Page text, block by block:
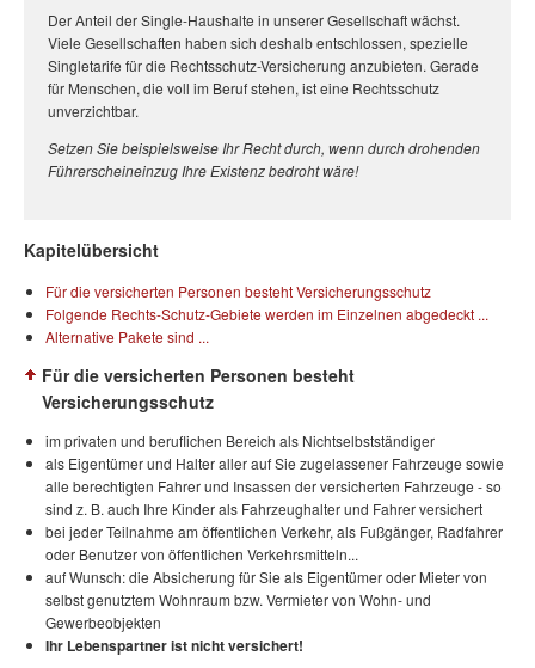
Der Anteil der Single-Haushalte in unserer Gesellschaft wächst.
Viele Gesellschaften haben sich deshalb entschlossen, spezielle
Singletarife für die Rechtsschutz-Versicherung anzubieten. Gerade
für Menschen, die voll im Beruf stehen, ist eine Rechtsschutz
unverzichtbar.
Setzen Sie beispielsweise Ihr Recht durch, wenn durch drohenden
Führerscheineinzug Ihre Existenz bedroht wäre!
Kapitelübersicht
Für die versicherten Personen besteht Versicherungsschutz
Folgende Rechts-Schutz-Gebiete werden im Einzelnen abgedeckt ...
Alternative Pakete sind ...
Für die versicherten Personen besteht
Versicherungsschutz
im privaten und beruflichen Bereich als Nichtselbstständiger
als Eigentümer und Halter aller auf Sie zugelassener Fahrzeuge sowie
alle berechtigten Fahrer und Insassen der versicherten Fahrzeuge - so
sind z. B. auch Ihre Kinder als Fahrzeughalter und Fahrer versichert
bei jeder Teilnahme am öffentlichen Verkehr, als Fußgänger, Radfahrer
oder Benutzer von öffentlichen Verkehrsmitteln...
auf Wunsch: die Absicherung für Sie als Eigentümer oder Mieter von
selbst genutztem Wohnraum bzw. Vermieter von Wohn- und
Gewerbeobjekten
Ihr Lebenspartner ist nicht versichert!